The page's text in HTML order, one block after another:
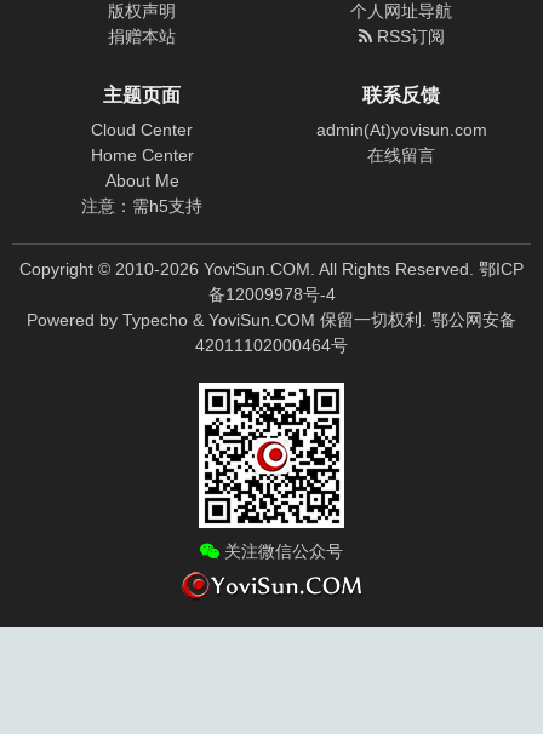
版权声明
捐赠本站
个人网址导航
RSS订阅
主题页面
Cloud Center
Home Center
About Me
注意：需h5支持
联系反馈
admin(At)yovisun.com
在线留言
Copyright © 2010-2026 YoviSun.COM. All Rights Reserved. 鄂ICP
备12009978号-4
Powered by Typecho & YoviSun.COM 保留一切权利. 鄂公网安备
42011102000464号
关注微信公众号